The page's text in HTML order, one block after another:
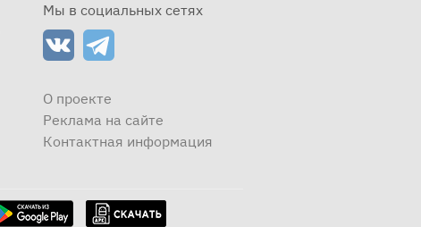
Мы в социальных сетях
О проекте
Реклама на сайте
Контактная информация